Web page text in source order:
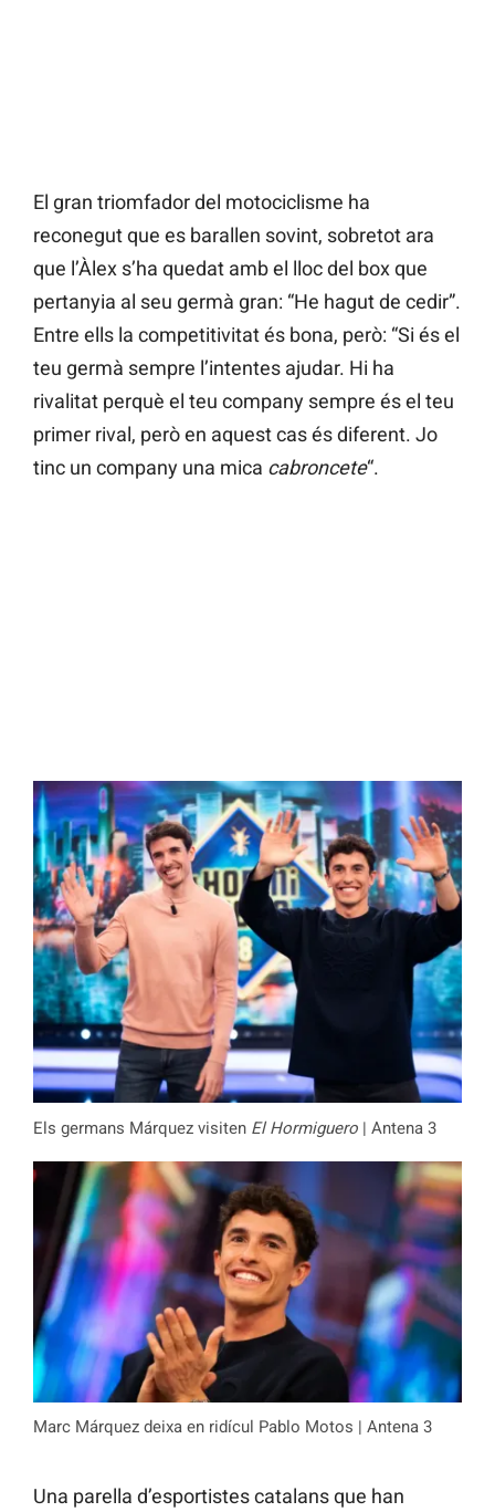
El gran triomfador del motociclisme ha
reconegut que es barallen sovint, sobretot ara
que l’Àlex s’ha quedat amb el lloc del box que
pertanyia al seu germà gran: “He hagut de cedir”.
Entre ells la competitivitat és bona, però: “Si és el
teu germà sempre l’intentes ajudar. Hi ha
rivalitat perquè el teu company sempre és el teu
primer rival, però en aquest cas és diferent. Jo
tinc un company una mica cabroncete“.
Els germans Márquez visiten El Hormiguero | Antena 3
Marc Márquez deixa en ridícul Pablo Motos | Antena 3
Una parella d’esportistes catalans que han